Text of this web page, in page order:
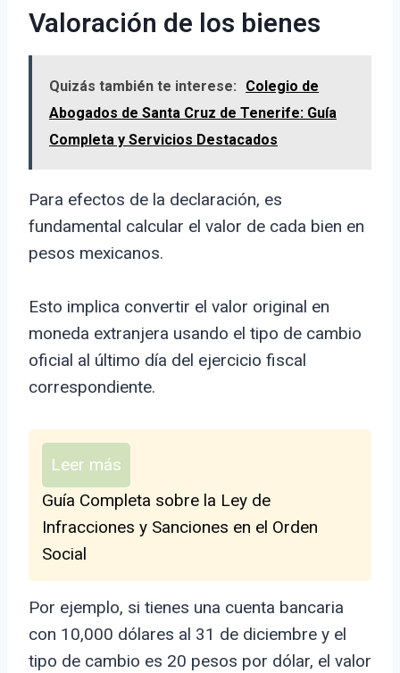
Valoración de los bienes
Quizás también te interese:
Colegio de
Abogados de Santa Cruz de Tenerife: Guía
Completa y Servicios Destacados
Para efectos de la declaración, es
fundamental calcular el valor de cada bien en
pesos mexicanos.
Esto implica convertir el valor original en
moneda extranjera usando el tipo de cambio
oficial al último día del ejercicio fiscal
correspondiente.
Leer más
Guía Completa sobre la Ley de
Infracciones y Sanciones en el Orden
Social
Por ejemplo, si tienes una cuenta bancaria
con 10,000 dólares al 31 de diciembre y el
tipo de cambio es 20 pesos por dólar, el valor